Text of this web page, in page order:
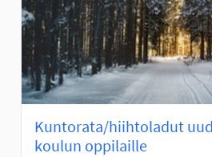
Kuntorata/hiihtoladut
koulun oppilaille